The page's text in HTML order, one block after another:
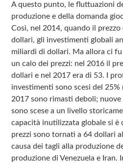
A questo punto, le fluttuazioni
produzione e della domanda
Così, nel 2014, quando il
dollari, gli investimenti globali
miliardi di dollari. Ma allora ci
un calo dei prezzi: nel 2016 il
dollari e nel 2017 era di 53. I
investimenti sono scesi del 25%
2017 sono rimasti deboli;
sono scese a un livello
capacità inutilizzata globale si
prezzi sono tornati a 64 dollari
causa dei tagli alla produzione
produzione di Venezuela e Iran.